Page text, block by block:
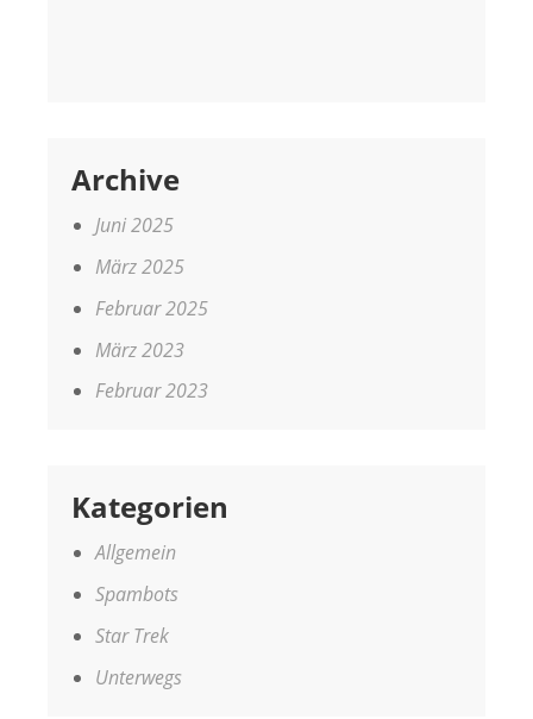
Archive
Juni 2025
März 2025
Februar 2025
März 2023
Februar 2023
Kategorien
Allgemein
Spambots
Star Trek
Unterwegs